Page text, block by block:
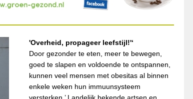
'Overheid, propageer leefstijl!'‘
Door gezonder te eten, meer te bewegen,
goed te slapen en voldoende te ontspannen,
kunnen veel mensen met obesitas al binnen
enkele weken hun immuunsysteem